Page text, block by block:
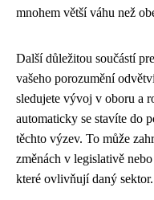
mnohem větší váhu než
Další důležitou součástí
vašeho porozumění
sledujete vývoj v oboru a
automaticky se stavíte do
těchto výzev. To může
změnách v legislativě
které ovlivňují daný sektor.